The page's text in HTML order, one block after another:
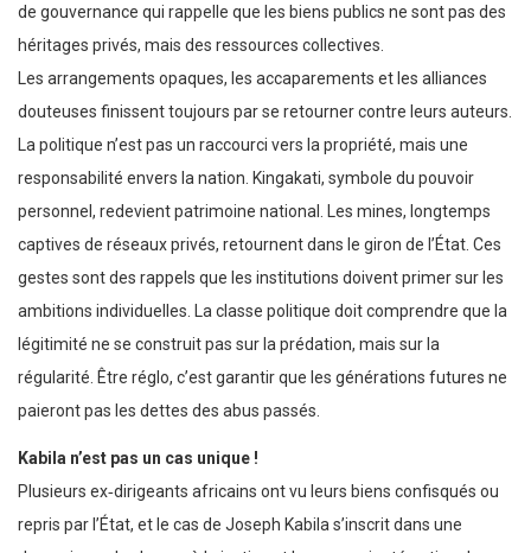
de gouvernance qui rappelle que les biens publics ne sont pas des
héritages privés, mais des ressources collectives.
Les arrangements opaques, les accaparements et les alliances
douteuses finissent toujours par se retourner contre leurs auteurs.
La politique n’est pas un raccourci vers la propriété, mais une
responsabilité envers la nation. Kingakati, symbole du pouvoir
personnel, redevient patrimoine national. Les mines, longtemps
captives de réseaux privés, retournent dans le giron de l’État. Ces
gestes sont des rappels que les institutions doivent primer sur les
ambitions individuelles. La classe politique doit comprendre que la
légitimité ne se construit pas sur la prédation, mais sur la
régularité. Être réglo, c’est garantir que les générations futures ne
paieront pas les dettes des abus passés.
Kabila n’est pas un cas unique !
Plusieurs ex‑dirigeants africains ont vu leurs biens confisqués ou
repris par l’État, et le cas de Joseph Kabila s’inscrit dans une